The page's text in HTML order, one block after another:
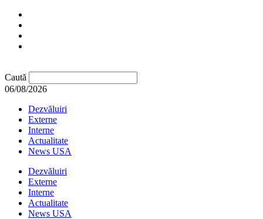
Caută
06/08/2026
Dezvăluiri
Externe
Interne
Actualitate
News USA
Dezvăluiri
Externe
Interne
Actualitate
News USA